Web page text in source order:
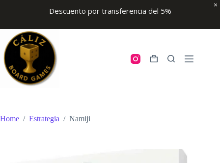
Descuento por transferencia del 5%
content
Shopping
Home / Estrategia / Namiji